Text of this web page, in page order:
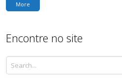
More
Encontre no site